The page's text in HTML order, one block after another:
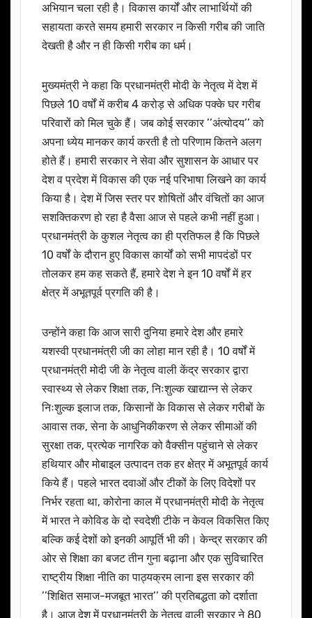
अभियान चला रही है। विकास कार्यों और लाभार्थियों की
सहायता करते समय हमारी सरकार न किसी गरीब की जाति
देखती है और न ही किसी गरीब का धर्म।
मुख्यमंत्री ने कहा कि प्रधानमंत्री मोदी के नेतृत्व में देश में
पिछले 10 वर्षों में करीब 4 करोड़ से अधिक पक्के घर गरीब
परिवारों को मिल चुके हैं। जब कोई सरकार ’’अंत्योदय’’ को
अपना ध्येय मानकर कार्य करती है तो परिणाम कितने अलग
होते हैं। हमारी सरकार ने सेवा और सुशासन के आधार पर
देश व प्रदेश में विकास की एक नई परिभाषा लिखने का कार्य
किया है। देश में जिस स्तर पर शोषितों और वंचितों का आज
सशक्तिकरण हो रहा है वैसा आज से पहले कभी नहीं हुआ।
प्रधानमंत्री के कुशल नेतृत्व का ही प्रतिफल है कि पिछले
10 वर्षों के दौरान हुए विकास कार्यों को सभी मापदंडों पर
तोलकर हम कह सकते हैं, हमारे देश ने इन 10 वर्षों में हर
क्षेत्र में अभूतपूर्व प्रगति की है।
उन्होंने कहा कि आज सारी दुनिया हमारे देश और हमारे
यशस्वी प्रधानमंत्री जी का लोहा मान रही है। 10 वर्षों में
प्रधानमंत्री मोदी जी के नेतृत्व वाली केंद्र सरकार द्वारा
स्वास्थ्य से लेकर शिक्षा तक, निःशुल्क खाद्यान्न से लेकर
निःशुल्क इलाज तक, किसानों के विकास से लेकर गरीबों के
आवास तक, सेना के आधुनिकीकरण से लेकर सीमाओं की
सुरक्षा तक, प्रत्येक नागरिक को वैक्सीन पहुंचाने से लेकर
हथियार और मोबाइल उत्पादन तक हर क्षेत्र में अभूतपूर्व कार्य
किये हैं। पहले भारत दवाओं और टीकों के लिए विदेशों पर
निर्भर रहता था, कोरोना काल में प्रधानमंत्री मोदी के नेतृत्व
में भारत ने कोविड के दो स्वदेशी टीके न केवल विकसित किए
बल्कि कई देशों को इनकी आपूर्ति भी की। केन्द्र सरकार की
ओर से शिक्षा का बजट तीन गुना बढ़ाना और एक सुविचारित
राष्ट्रीय शिक्षा नीति का पाठ्यक्रम लाना इस सरकार की
’’शिक्षित समाज-मजबूत भारत’’ की प्रतिबद्धता को दर्शाता
है। आज देश में प्रधानमंत्री के नेतृत्व वाली सरकार ने 80